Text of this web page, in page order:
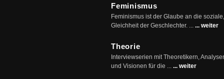
Feminismus
Feminismus ist der Glaube an die
Gleichheit der Geschlechter. ... ... weiter
Theorie
Interviewserien mit Theoretikern,
und Visionen für die ... ... weiter